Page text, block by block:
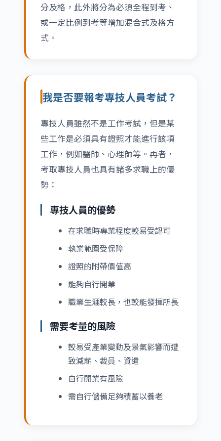
分及格，此外將分為必須全程到考、
或一定比例到考等增加混合式及格方
式。
我是否要報考專技人員考試？
專技人員雖然不是工作考試，但是某
些工作是必須具有證照才能進行該項
工作，例如醫師、心理師等。再者，
考取專技人員也具有諸多求職上的優
勢：
專技人員的優勢
在求職時專業程度較易受認可
執業範圍受保障
證照的附帶價值高
能夠自行開業
職業生涯較長，也較能發揮所長
需要考量的風險
較易受產業變動及景氣影響而遭
致減薪、裁員、資遣
自行開業有風險
需自行儲備足夠積蓄以養老